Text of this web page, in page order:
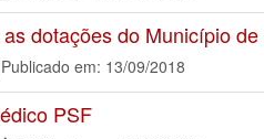
dotações do Município
em: 13/09/2018
PSF